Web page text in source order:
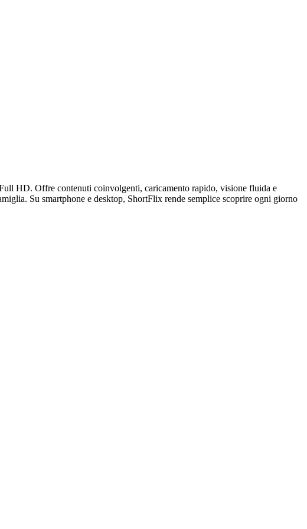
HD. Offre contenuti coinvolgenti, caricamento rapido, visione fluida e
Su smartphone e desktop, ShortFlix rende semplice scoprire ogni giorno